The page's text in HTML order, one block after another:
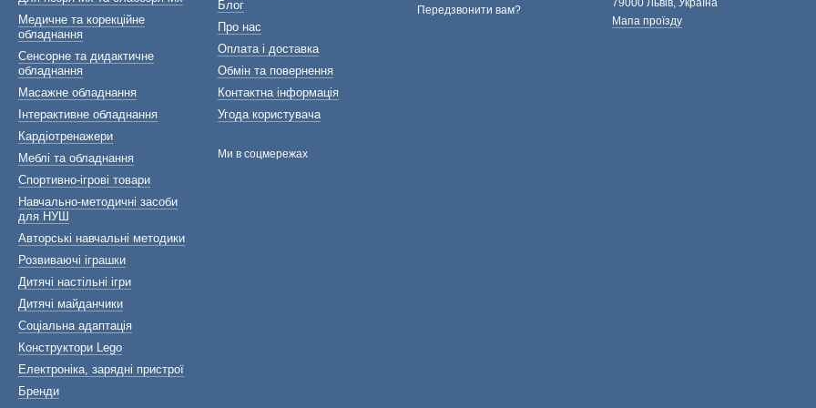
Медичне та корекційне
обладнання
Сенсорне та дидактичне
обладнання
Масажне обладнання
Інтерактивне обладнання
Кардіотренажери
Меблі та обладнання
Спортивно-ігрові товари
Навчально-методичні засоби
для НУШ
Авторські навчальні методики
Розвиваючі іграшки
Дитячі настільні ігри
Дитячі майданчики
Соціальна адаптація
Конструктори Lego
Електроніка, зарядні пристрої
Бренди
Блог
Про нас
Оплата і доставка
Обмін та повернення
Контактна інформація
Угода користувача
Ми в соцмережах
Передзвонити вам?
79000 Львів, Україна
Мапа проїзду